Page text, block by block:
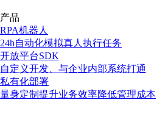
产品
RPA机器人
24h自动化模拟真人执行任务
开放平台SDK
自定义开发、与企业内部系统打通
私有化部署
量身定制提升业务效率降低管理成本